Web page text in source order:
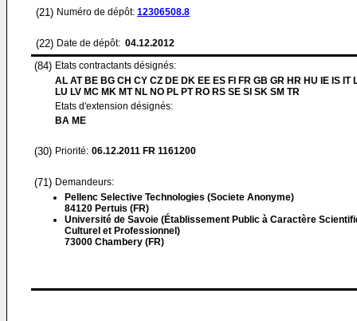
(21) Numéro de dépôt: 12306508.8
(22) Date de dépôt: 04.12.2012
(84) Etats contractants désignés:
AL AT BE BG CH CY CZ DE DK EE ES FI FR GB GR HR HU IE IS IT
LU LV MC MK MT NL NO PL PT RO RS SE SI SK SM TR
Etats d'extension désignés:
BA ME
(30) Priorité: 06.12.2011 FR 1161200
(71) Demandeurs:
Pellenc Selective Technologies (Societe Anonyme)
84120 Pertuis (FR)
Université de Savoie (Établissement Public à Caractère
Culturel et Professionnel)
73000 Chambery (FR)